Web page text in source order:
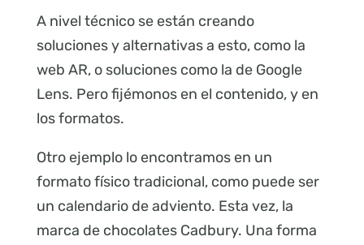
A nivel técnico se están creando
soluciones y alternativas a esto, como la
web AR, o soluciones como la de Google
Lens. Pero fijémonos en el contenido, y en
los formatos.
Otro ejemplo lo encontramos en un
formato físico tradicional, como puede ser
un calendario de adviento. Esta vez, la
marca de chocolates Cadbury. Una forma